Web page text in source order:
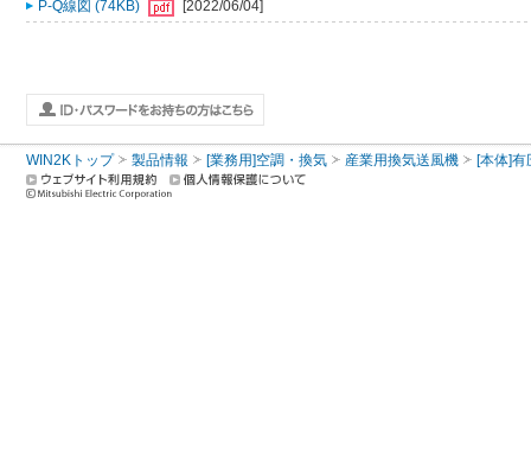
P-Q線図 (74KB)
[2022/06/04]
WIN2Kトップ 製品情報 [業務用]空調・換気 産業用換気送風機 [本体]有